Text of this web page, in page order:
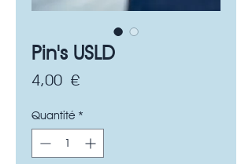
Pin's USLD
4,00 €Prix
Quantité *